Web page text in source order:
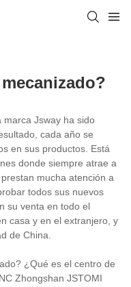
marca Jsway ha sido
cada año se
en sus productos. Está
donde siempre atrae a
mucha atención a
todos sus nuevos
su venta en todo el
casa y en el extranjero, y
de China.
¿Qué es el centro de
Zhongshan JSTOMI